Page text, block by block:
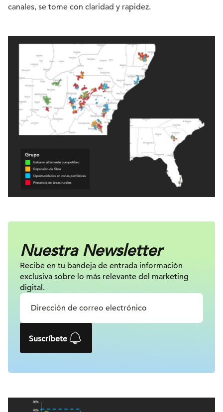
canales, se tome con claridad y rapidez.
Nuestra Newsletter
Recibe en tu bandeja de entrada información
exclusiva sobre lo más relevante del marketing
digital.
Suscríbete